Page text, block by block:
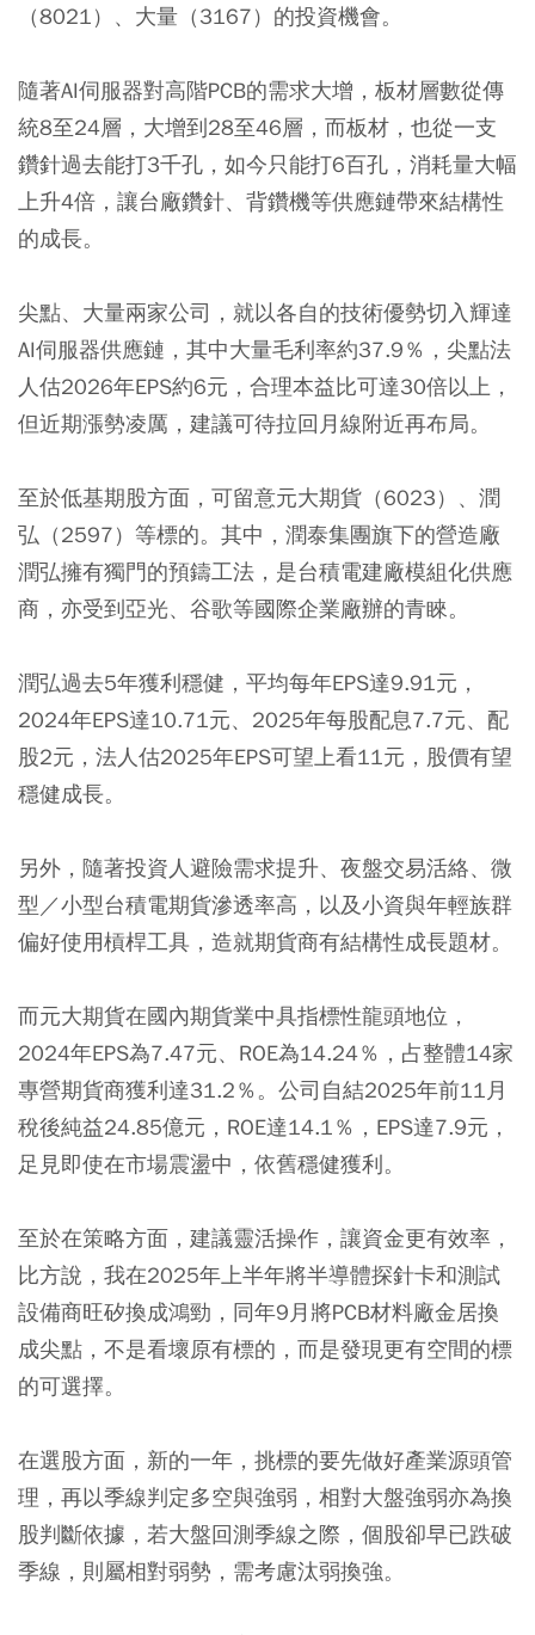
（8021）、大量（3167）的投資機會。
隨著AI伺服器對高階PCB的需求大增，板材層數從傳
統8至24層，大增到28至46層，而板材，也從一支
鑽針過去能打3千孔，如今只能打6百孔，消耗量大幅
上升4倍，讓台廠鑽針、背鑽機等供應鏈帶來結構性
的成長。
尖點、大量兩家公司，就以各自的技術優勢切入輝達
AI伺服器供應鏈，其中大量毛利率約37.9％，尖點法
人估2026年EPS約6元，合理本益比可達30倍以上，
但近期漲勢凌厲，建議可待拉回月線附近再布局。
至於低基期股方面，可留意元大期貨（6023）、潤
弘（2597）等標的。其中，潤泰集團旗下的營造廠
潤弘擁有獨門的預鑄工法，是台積電建廠模組化供應
商，亦受到亞光、谷歌等國際企業廠辦的青睞。
潤弘過去5年獲利穩健，平均每年EPS達9.91元，
2024年EPS達10.71元、2025年每股配息7.7元、配
股2元，法人估2025年EPS可望上看11元，股價有望
穩健成長。
另外，隨著投資人避險需求提升、夜盤交易活絡、微
型／小型台積電期貨滲透率高，以及小資與年輕族群
偏好使用槓桿工具，造就期貨商有結構性成長題材。
而元大期貨在國內期貨業中具指標性龍頭地位，
2024年EPS為7.47元、ROE為14.24％，占整體14家
專營期貨商獲利達31.2％。公司自結2025年前11月
稅後純益24.85億元，ROE達14.1％，EPS達7.9元，
足見即使在市場震盪中，依舊穩健獲利。
至於在策略方面，建議靈活操作，讓資金更有效率，
比方說，我在2025年上半年將半導體探針卡和測試
設備商旺矽換成鴻勁，同年9月將PCB材料廠金居換
成尖點，不是看壞原有標的，而是發現更有空間的標
的可選擇。
在選股方面，新的一年，挑標的要先做好產業源頭管
理，再以季線判定多空與強弱，相對大盤強弱亦為換
股判斷依據，若大盤回測季線之際，個股卻早已跌破
季線，則屬相對弱勢，需考慮汰弱換強。